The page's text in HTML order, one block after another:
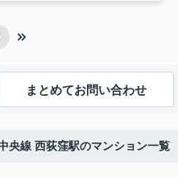
まとめてお問い合わせ
央線 西荻窪駅のマンション一覧